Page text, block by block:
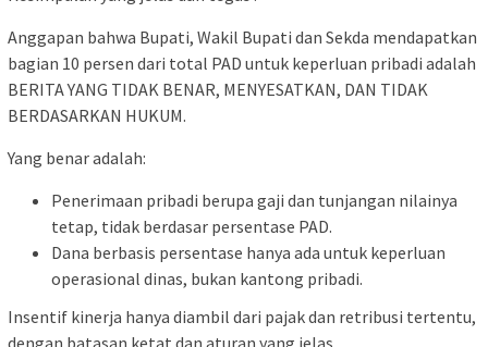
Anggapan bahwa Bupati, Wakil Bupati dan Sekda mendapatkan
bagian 10 persen dari total PAD untuk keperluan pribadi adalah
BERITA YANG TIDAK BENAR, MENYESATKAN, DAN TIDAK
BERDASARKAN HUKUM.
Yang benar adalah:
Penerimaan pribadi berupa gaji dan tunjangan nilainya
tetap, tidak berdasar persentase PAD.
Dana berbasis persentase hanya ada untuk keperluan
operasional dinas, bukan kantong pribadi.
Insentif kinerja hanya diambil dari pajak dan retribusi tertentu,